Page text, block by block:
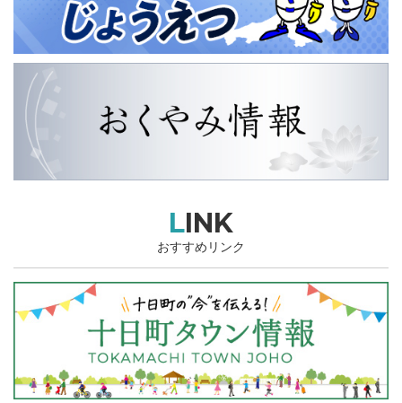
LINK
おすすめリンク